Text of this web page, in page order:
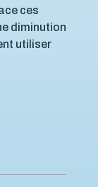
ces
diminution
utiliser